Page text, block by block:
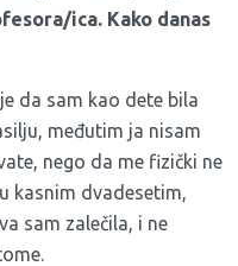
ica. Kako danas
da sam kao dete bila
međutim ja nisam
nego da me fizički ne
kasnim dvadesetim,
sam zalečila, i ne